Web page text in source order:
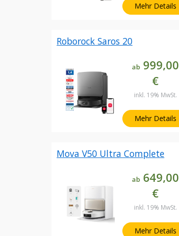
Mehr Details
Roborock Saros 20
ab 999,00
€
inkl. 19% MwSt.
Mehr Details
Mova V50 Ultra Complete
ab 649,00
€
inkl. 19% MwSt.
Mehr Details